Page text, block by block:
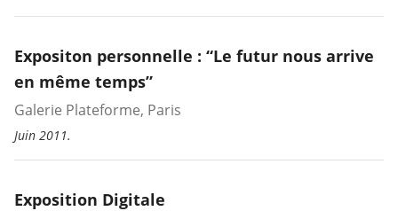
Expositon personnelle : “Le futur nous arrive
en même temps”
Galerie Plateforme, Paris
Juin 2011.
Exposition Digitale